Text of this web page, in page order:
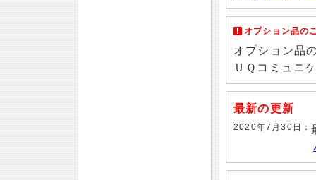
オプション品の
オプション品
ＵＱコミュニ
最新の更新
2020年7月30日：